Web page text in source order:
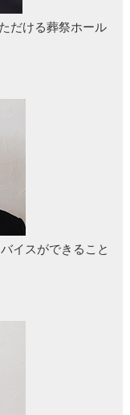
だける葬祭ホール
イスができること